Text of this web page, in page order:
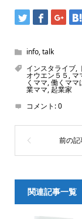
info,talk
インスタライブ,
オウエン５５ ,マ
くママ,働くママ
業ママ, 起業家
コメント:0
関連記事一覧